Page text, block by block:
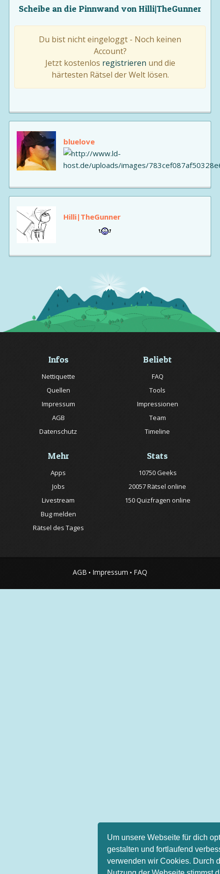
Um unsere Webseite für dich
gestalten und fortlaufend
verwenden wir Cookies. Durch
Scheibe an die Pinnwand von Hilli|TheGunner
Du bist nicht eingeloggt - Noch keinen
Account?
Jetzt kostenlos registrieren und die
härtesten Rätsel der Welt lösen.
bluelove
Hilli|TheGunner
Infos
Nettiquette
Quellen
Impressum
AGB
Datenschutz
Beliebt
FAQ
Tools
Impressionen
Team
Timeline
Mehr
Apps
Jobs
Livestream
Bug melden
Rätsel des Tages
Stats
10750 Geeks
20057 Rätsel online
150 Quizfragen online
AGB • Impressum • FAQ